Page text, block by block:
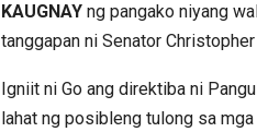
KAUGNAY ng pangako niyang
tanggapan ni Senator
Igniit ni Go ang direktiba ni
lahat ng posibleng tulong sa